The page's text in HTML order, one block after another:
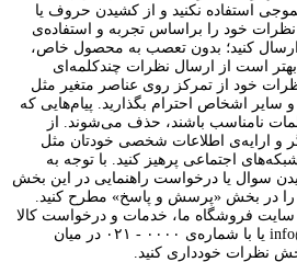
استفاده نکنید و از کشیدن حروف یا
نظرات خود را براساس تجربه و استفاده‌ی
کنید؛ بدون تعصب به محصول خاص،
بهتر است از ارسال نظرات چندکلمه‌‌ای
خود از تمرکز روی عناصر متغیر مثل
و سایر اشخاص احترام بگذارید. پیام‌هایی که
نامناسب باشند، حذف می‌شوند. از
و ارایه‌ی اطلاعات شخصی خودتان مثل
اجتماعی پرهیز کنید. با توجه به
سوال یا درخواست راهنمایی در این بخش
را در بخش «پرسش و پاسخ» مطرح کنید.
فروشگاه ما، خدمات و درخواست کالا
را با ایمیل info@yourdomain.com یا با شماره‌ی ۰۰۰۰ - ۰۲۱ در میان
نظرات خودداری کنید.